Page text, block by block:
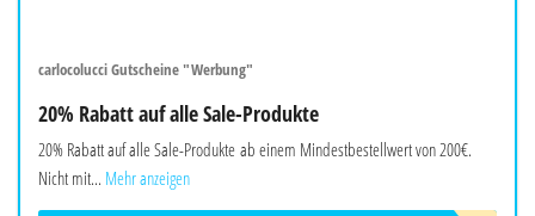
carlocolucci Gutscheine "Werbung"
20% Rabatt auf alle Sale-Produkte
20% Rabatt auf alle Sale-Produkte ab einem Mindestbestellwert von 200€.
Nicht mit... Mehr anzeigen